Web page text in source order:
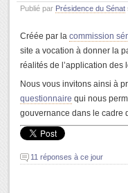
Publié par Présidence du Sénat
Créée par la commission
site a vocation à donner la
réalités de l’application des
Nous vous invitons ainsi à
questionnaire qui nous
gouvernance dans le cadre
11 réponses à ce jour